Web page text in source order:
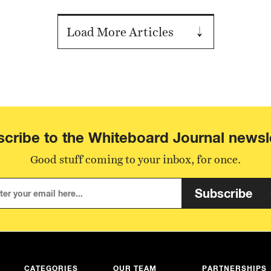
Load More Articles
to the Whiteboard Journal
Good stuff coming to your inbox, for once.
Subscribe
CATEGORIES OUR TEAM PARTNERSHIPS